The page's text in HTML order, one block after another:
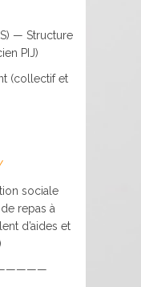
— Structure
PIJ)
(collectif et
sociale
repas à
d’aides et